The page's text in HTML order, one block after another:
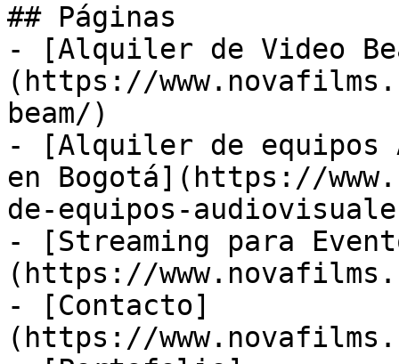
## Páginas
- [Alquiler de Video
(https://
beam/)
- [Alquiler de equipos
en Bogotá](https://
de-equipos-
- [Streaming para
(https://
- [Contacto]
(https://